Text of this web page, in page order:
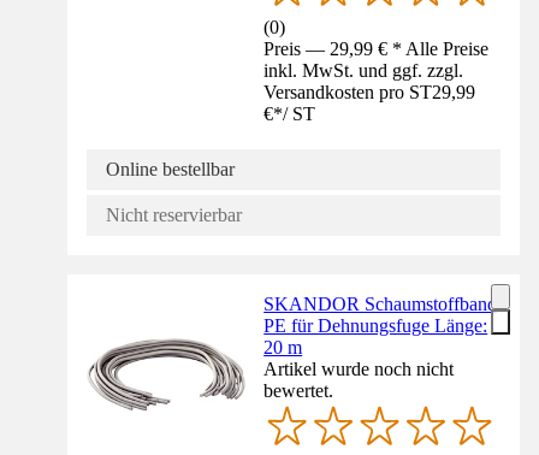
(0)
Preis — 29,99 € * Alle Preise
inkl. MwSt. und ggf. zzgl.
Versandkosten pro ST29,99
€*/ ST
Online bestellbar
Nicht reservierbar
SKANDOR Schaumstoffband
PE für Dehnungsfuge Länge:
20 m
Artikel wurde noch nicht
bewertet.